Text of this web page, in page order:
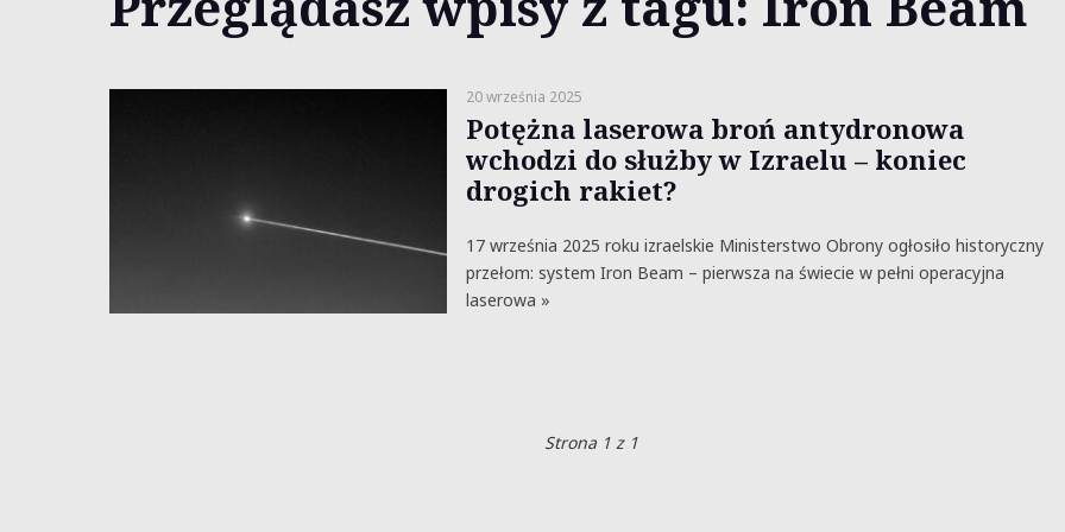
20 września 2025
Potężna laserowa broń antydronowa
wchodzi do służby w Izraelu – koniec
drogich rakiet?
17 września 2025 roku izraelskie Ministerstwo Obrony ogłosiło historyczny
przełom: system Iron Beam – pierwsza na świecie w pełni operacyjna
laserowa »
Strona 1 z 1